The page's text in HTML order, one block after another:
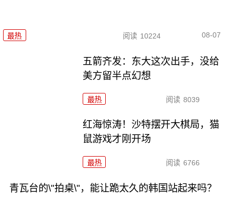
最热 阅读 10224 08-07
五箭齐发：东大这次出手，没给
美方留半点幻想
最热 阅读 8039
红海惊涛！沙特摆开大棋局，猫
鼠游戏才刚开场
最热 阅读 6766
青瓦台的\"拍桌\"，能让跪太久的韩国站起来吗？